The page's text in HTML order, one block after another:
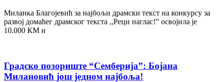
Миланка Благојевић за најбољи драмски текст на конкурсу за
развој домаћег драмског текста ,,Реци наглас!” освојила је
10.000 КМ и
Градско позориште “Семберија”: Бојана
Милановић још једном најбоља!